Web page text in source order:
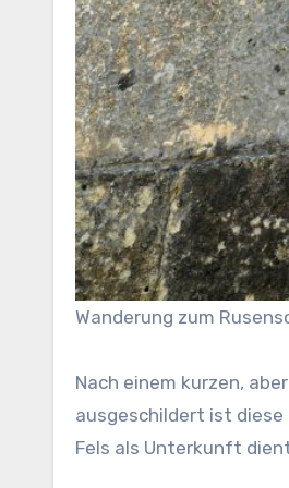
Wanderung zum
Nach einem kurzen,
ausgeschildert ist diese
Fels als Unterkunft